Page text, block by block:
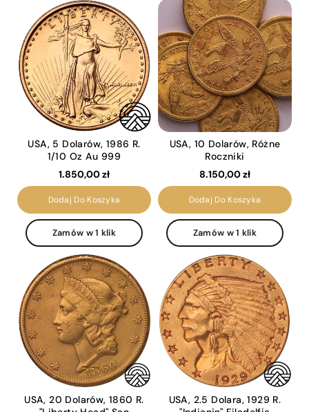
USA, 5 Dolarów, 1986 R.
1/10 Oz Au 999
1.850,00 zł
Dodaj Do Koszyka
Zamów w 1 klik
USA, 10 Dolarów, Różne
Roczniki
8.150,00 zł
Dodaj Do Koszyka
Zamów w 1 klik
USA, 20 Dolarów, 1860 R.
USA, 2.5 Dolara, 1929 R.